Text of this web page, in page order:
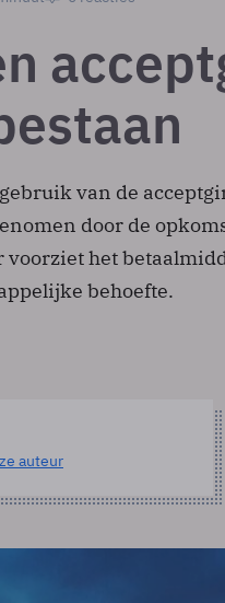
van de
door de
het
behoefte.
auteur